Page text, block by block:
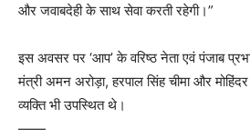
और जवाबदेही के साथ सेवा करती रहेगी।”
इस अवसर पर ‘आप’ के वरिष्ठ नेता एवं पंजाब
मंत्री अमन अरोड़ा, हरपाल सिंह चीमा और
व्यक्ति भी उपस्थित थे।
——